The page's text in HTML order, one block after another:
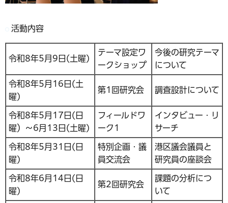
活動内容
令和8年5月9日(土曜)
テーマ設定ワ
ークショップ
今後の研究テーマ
について
令和8年5月16日(土
曜)
第1回研究会 調査設計について
令和8年5月17日(日
曜）～6月13日(土曜)
フィールドワ
ーク1
インタビュー・リ
サーチ
令和8年5月31日(日
曜)
特別企画・議
員交流会
港区議会議員と
研究員の座談会
令和8年6月14日(日
曜)
第2回研究会
課題の分析につ
いて